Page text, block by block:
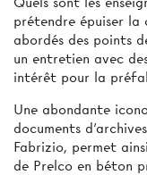
prétendre épuiser la
abordés des points
un entretien avec
intérêt pour la
Une abondante
documents
Fabrizio, permet
de Prelco en béton